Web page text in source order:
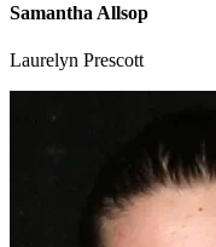
Samantha Allsop
Laurelyn Prescott